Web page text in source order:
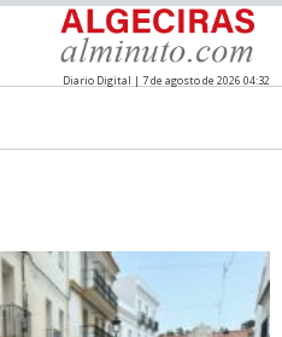
Diario Digital | 7 de agosto de 2026 04:32